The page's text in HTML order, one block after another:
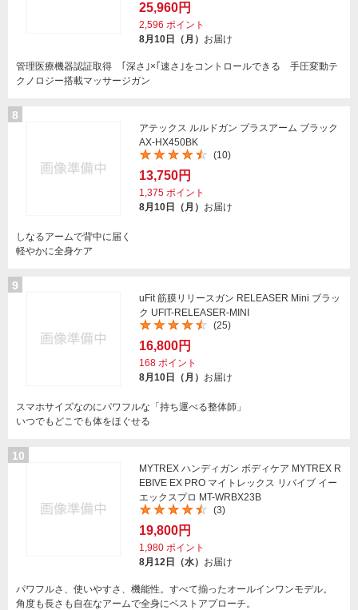
25,960円
2,596 ポイント
8月10日（月） お届け
管理医療機器認証取得 ｢深さ｣×｢速さ｣をコントロールできる 手圧変動テ
クノロジー搭載マッサージガン
8
アテックス ルルドガン プラスアーム ブラック
AX-HX450BK
(10)
13,750円
1,375 ポイント
8月10日（月） お届け
しなるアームで背中に届く
軽やかに全身ケア
9
uFit 筋膜リリースガン RELEASER Mini ブラッ
ク UFIT-RELEASER-MINI
(25)
16,800円
168 ポイント
8月10日（月） お届け
スマホサイズなのにパワフルな「持ち運べる整体師」
いつでもどこでも体をほぐせる
10
MYTREX ハンディガン ボディケア MYTREX R
EBIVE EX PRO マイトレックス リバイブ イー
エックスプロ MT-WRBX23B
(3)
19,800円
1,980 ポイント
8月12日（水） お届け
パワフルさ、使いやすさ、機能性。すべて揃ったオールインワンモデル。
角度も長さも自在なアームで全身にベストアプローチ。